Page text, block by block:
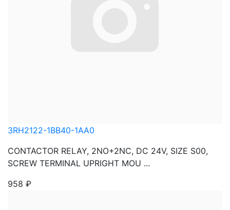
3RH2122-1BB40-1AA0
CONTACTOR RELAY, 2NO+2NC, DC 24V, SIZE S00,
SCREW TERMINAL UPRIGHT MOU ...
958 ₽